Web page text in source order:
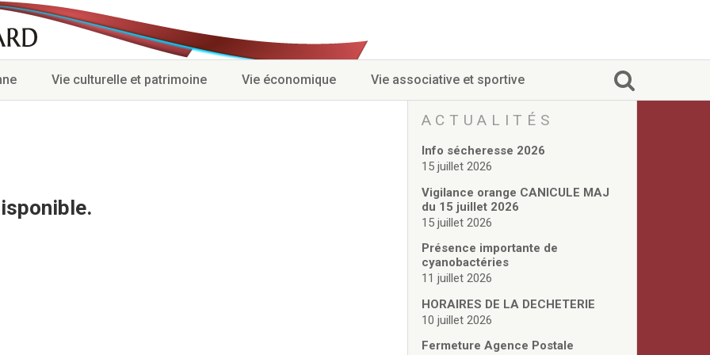
Vie culturelle et patrimoine Vie économique Vie associative et sportive
ACTUALITÉS
Info sécheresse 2026
15 juillet 2026
Vigilance orange CANICULE MAJ
du 15 juillet 2026
15 juillet 2026
Présence importante de
cyanobactéries
11 juillet 2026
HORAIRES DE LA DECHETERIE
10 juillet 2026
Fermeture Agence Postale